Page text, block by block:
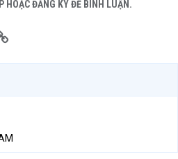
HOẶC ĐĂNG KÝ ĐỂ BÌNH LUẬN.